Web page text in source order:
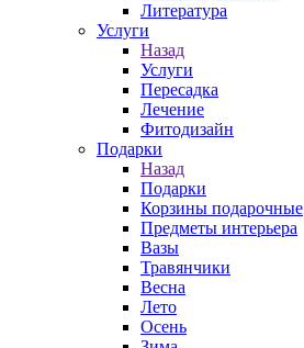
Литература
Услуги
Назад
Услуги
Пересадка
Лечение
Фитодизайн
Подарки
Назад
Подарки
Корзины подарочные
Предметы интерьера
Вазы
Травянчики
Весна
Лето
Осень